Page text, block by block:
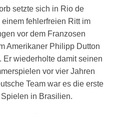
setzte sich in Rio de
fehlerfreien Ritt im
vor dem Franzosen
Amerikaner Philipp Dutton
Er wiederholte damit seinen
vor vier Jahren
Team war es die erste
in Brasilien.